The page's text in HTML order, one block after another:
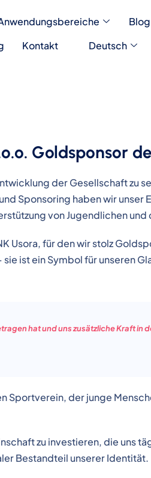
Blog
Kontakt Deutsch
Goldsponsor
der Gesellschaft zu
Sponsoring haben wir unser
von Jugendlichen und
Usora, für den wir stolz
ist ein Symbol für unseren
hat und uns zusätzliche Kraft in
Sportverein, der junge
zu investieren, die uns
Bestandteil unserer Identität.